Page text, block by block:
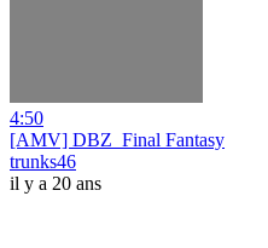
4:50
[AMV] DBZ_Final Fantasy
trunks46
il y a 20 ans